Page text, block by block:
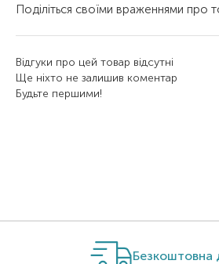
Поділіться своїми враженнями про
Відгуки про цей товар відсутні
Ще ніхто не залишив коментар
Будьте першими!
Безкоштовна